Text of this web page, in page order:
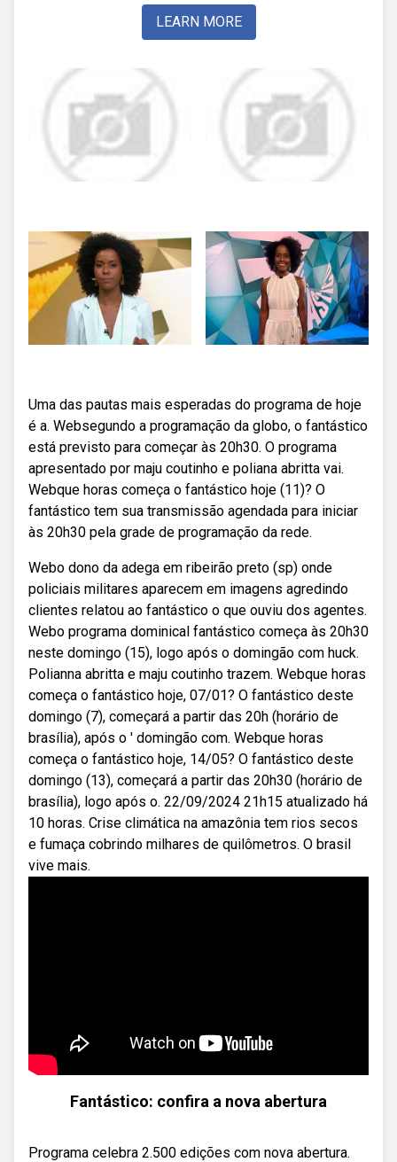
LEARN MORE
Uma das pautas mais esperadas do programa de hoje
é a. Websegundo a programação da globo, o fantástico
está previsto para começar às 20h30. O programa
apresentado por maju coutinho e poliana abritta vai.
Webque horas começa o fantástico hoje (11)? O
fantástico tem sua transmissão agendada para iniciar
às 20h30 pela grade de programação da rede.
Webo dono da adega em ribeirão preto (sp) onde
policiais militares aparecem em imagens agredindo
clientes relatou ao fantástico o que ouviu dos agentes.
Webo programa dominical fantástico começa às 20h30
neste domingo (15), logo após o domingão com huck.
Polianna abritta e maju coutinho trazem. Webque horas
começa o fantástico hoje, 07/01? O fantástico deste
domingo (7), começará a partir das 20h (horário de
brasília), após o ' domingão com. Webque horas
começa o fantástico hoje, 14/05? O fantástico deste
domingo (13), começará a partir das 20h30 (horário de
brasília), logo após o. 22/09/2024 21h15 atualizado há
10 horas. Crise climática na amazônia tem rios secos
e fumaça cobrindo milhares de quilômetros. O brasil
vive mais.
Fantástico: confira a nova abertura
Programa celebra 2.500 edições com nova abertura.